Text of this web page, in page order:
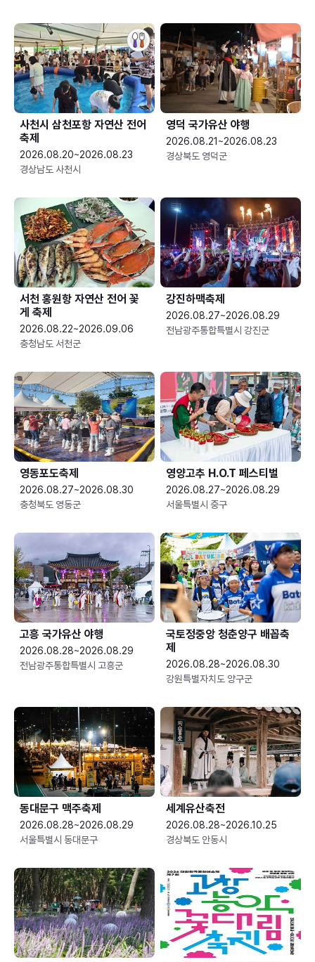
사천시 삼천포항 자연산 전어
축제
2026.08.20~2026.08.23
경상남도 사천시
영덕 국가유산 야행
2026.08.21~2026.08.23
경상북도 영덕군
서천 홍원항 자연산 전어 꽃
게 축제
2026.08.22~2026.09.06
충청남도 서천군
강진하맥축제
2026.08.27~2026.08.29
전남광주통합특별시 강진군
영동포도축제
2026.08.27~2026.08.30
충청북도 영동군
영양고추 H.O.T 페스티벌
2026.08.27~2026.08.29
서울특별시 중구
고흥 국가유산 야행
2026.08.28~2026.08.29
전남광주통합특별시 고흥군
국토정중앙 청춘양구 배꼽축
제
2026.08.28~2026.08.30
강원특별자치도 양구군
동대문구 맥주축제
2026.08.28~2026.08.29
서울특별시 동대문구
세계유산축전
2026.08.28~2026.10.25
경상북도 안동시